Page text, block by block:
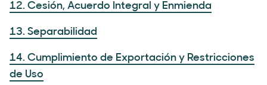
12. Cesión, Acuerdo Integral y Enmienda
13. Separabilidad
14. Cumplimiento de Exportación y Restricciones
de Uso